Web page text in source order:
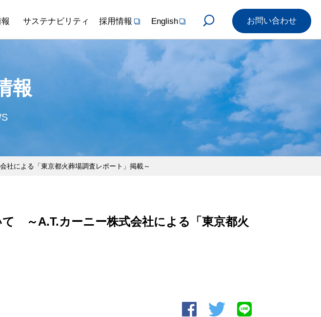
お問い合わせ
サステナビリティ 採用情報 English
報
社による「東京都火葬場調査レポート」掲載～
て ～A.T.カーニー株式会社による「東京都火